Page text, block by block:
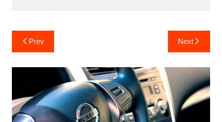
Post
navigation
Prev Next